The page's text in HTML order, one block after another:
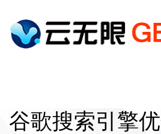
谷歌搜索引擎